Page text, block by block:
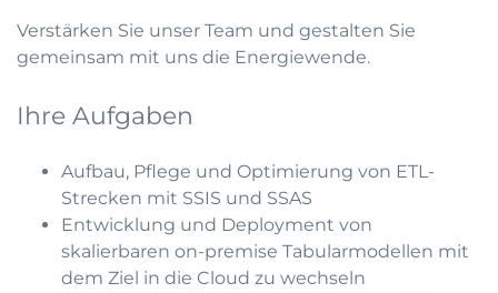
Verstärken Sie unser Team und gestalten Sie
gemeinsam mit uns die Energiewende.
Ihre Aufgaben
Aufbau, Pflege und Optimierung von ETL-
Strecken mit SSIS und SSAS
Entwicklung und Deployment von
skalierbaren on-premise Tabularmodellen mit
dem Ziel in die Cloud zu wechseln